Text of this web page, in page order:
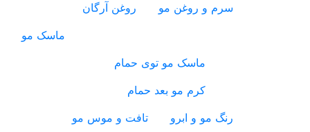
سرم و روغن مو
روغن آرگان
ماسک مو
ماسک مو توی حمام
کرم مو بعد حمام
رنگ مو و ابرو
تافت و موس مو